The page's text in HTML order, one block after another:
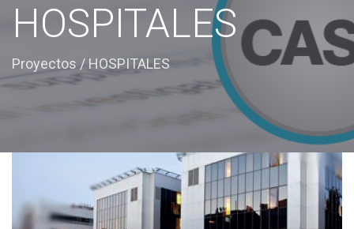
HOSPITALES
Proyectos / HOSPITALES